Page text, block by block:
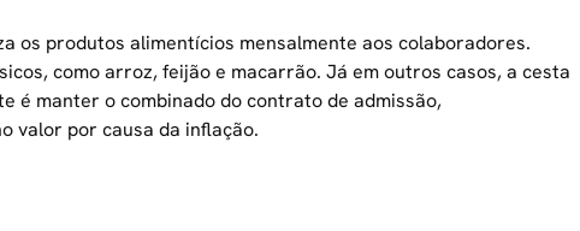
os produtos alimentícios mensalmente aos colaboradores.
como arroz, feijão e macarrão. Já em outros casos, a cesta
é manter o combinado do contrato de admissão,
valor por causa da inflação.